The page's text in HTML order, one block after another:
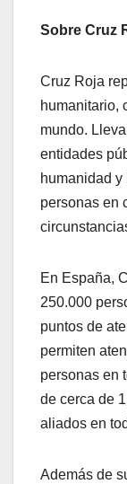
Sobre Cruz
Cruz Roja
humanitario,
mundo.
entidades
humanidad
personas en
En España,
250.000
puntos de
permiten
personas en
de cerca de
aliados en
Además de